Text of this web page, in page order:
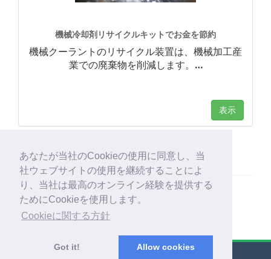
あなたが当社のCookieの使用に同意し、当
社ウェブサイトの使用を継続することによ
り、当社は最高のオンライン経験を提供する
ためにCookieを使用します。
Cookieに関する方針
Got it! Allow cookies
機械冷却剤リサイクルキットでお金を節約
機械クーラントのリサイクル装置は、機械加工産
業での廃棄物を削減します。 …
表示